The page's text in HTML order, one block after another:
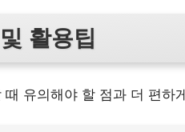
활용팁
때 유의해야 할 점과 더 편하